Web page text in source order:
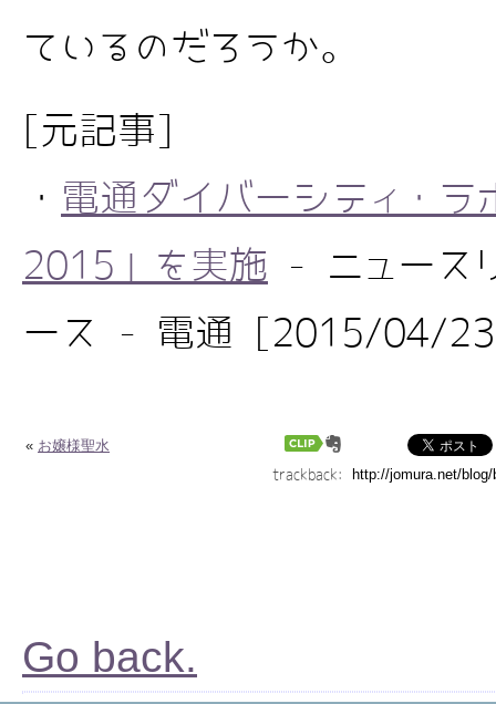
ているのだろうか。
[元記事]
・ 電通ダイバーシティ・ラ
2015」を実施 - ニュース
ース - 電通 [2015/04/
« お嬢様聖水
trackback:
Go back.